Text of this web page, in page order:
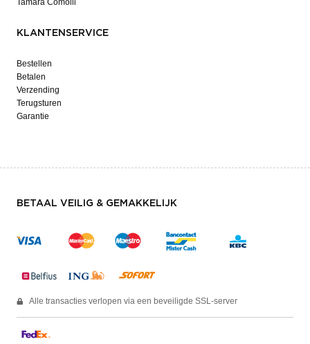
KLANTENSERVICE
Bestellen
Betalen
Verzending
Terugsturen
Garantie
BETAAL VEILIG & GEMAKKELIJK
Alle transacties verlopen via een beveiligde SSL-server